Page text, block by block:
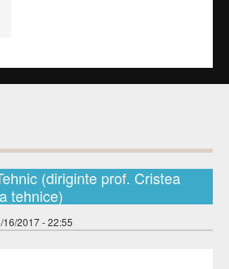
(diriginte prof. Cristea
tehnice)
16/2017 - 22:55